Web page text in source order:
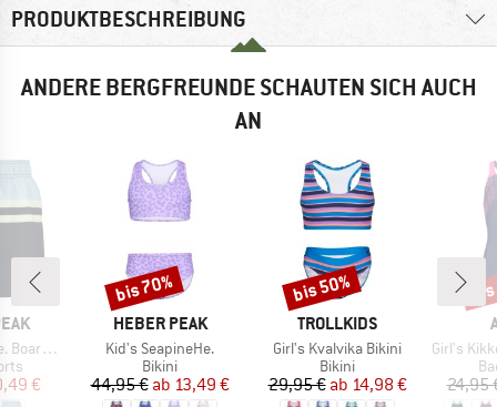
PRODUKTBESCHREIBUNG
ANDERE BERGFREUNDE SCHAUTEN SICH AUCH
AN
Preis
€
MARKE
HEBER PEAK
Artikel
Kid's SeapineHe.
Produktgruppe
Bikini
Preis
44,95 € reduzierter Preis
ab 13,49 €
Rabatt
bis 70%
MARKE
TROLLKIDS
Artikel
Girl's Kvalvika Bikini
Produktgruppe
Bikini
Preis
29,95 € reduzierter Preis
ab 14,98 €
Rabatt
bis 50%
Artikel
Girl's Kikko
24,95